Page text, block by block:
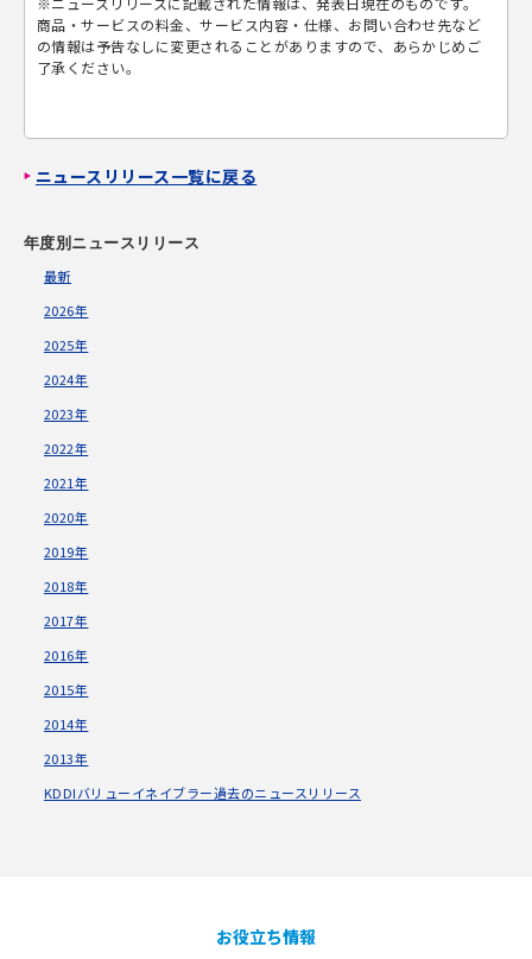
商品・サービスの料金、サービス内容・仕様、お問い合わせ先など
の情報は予告なしに変更されることがありますので、あらかじめご
了承ください。
ニュースリリース一覧に戻る
年度別ニュースリリース
最新
2026年
2025年
2024年
2023年
2022年
2021年
2020年
2019年
2018年
2017年
2016年
2015年
2014年
2013年
KDDIバリューイネイブラー過去のニュースリリース
お役立ち情報